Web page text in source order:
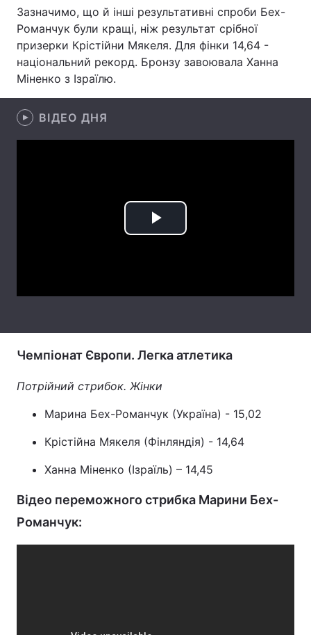
Здоров'я Туризм
Цікавинки Погода
Лонгріди
Вакансії
Тема оформлення
Зазначимо, що й інші результативні спроби Бех-
Романчук були кращі, ніж результат срібної
призерки Крістійни Мякеля. Для фінки 14,64 -
національний рекорд. Бронзу завоювала Ханна
Міненко з Ізраїлю.
ВІДЕО ДНЯ
Play
Чемпіонат Європи. Легка атлетика
Потрійний стрибок. Жінки
Марина Бех-Романчук (Україна) - 15,02
Крістійна Мякеля (Фінляндія) - 14,64
Ханна Міненко (Ізраїль) – 14,45
Відео переможного стрибка Марини Бех-
Романчук: